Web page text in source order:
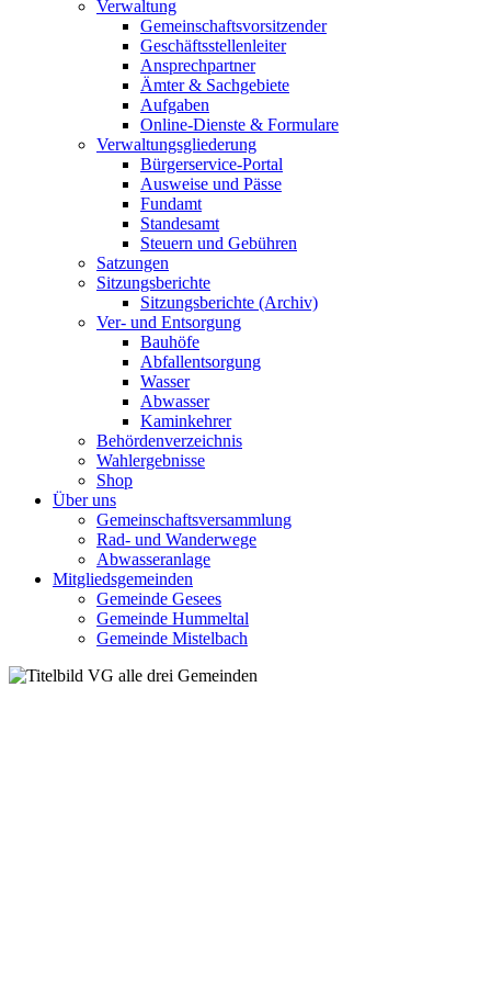
Verwaltung
Gemeinschaftsvorsitzender
Geschäftsstellenleiter
Ansprechpartner
Ämter & Sachgebiete
Aufgaben
Online-Dienste & Formulare
Verwaltungsgliederung
Bürgerservice-Portal
Ausweise und Pässe
Fundamt
Standesamt
Steuern und Gebühren
Satzungen
Sitzungsberichte
Sitzungsberichte (Archiv)
Ver- und Entsorgung
Bauhöfe
Abfallentsorgung
Wasser
Abwasser
Kaminkehrer
Behördenverzeichnis
Wahlergebnisse
Shop
Über uns
Gemeinschaftsversammlung
Rad- und Wanderwege
Abwasseranlage
Mitgliedsgemeinden
Gemeinde Gesees
Gemeinde Hummeltal
Gemeinde Mistelbach